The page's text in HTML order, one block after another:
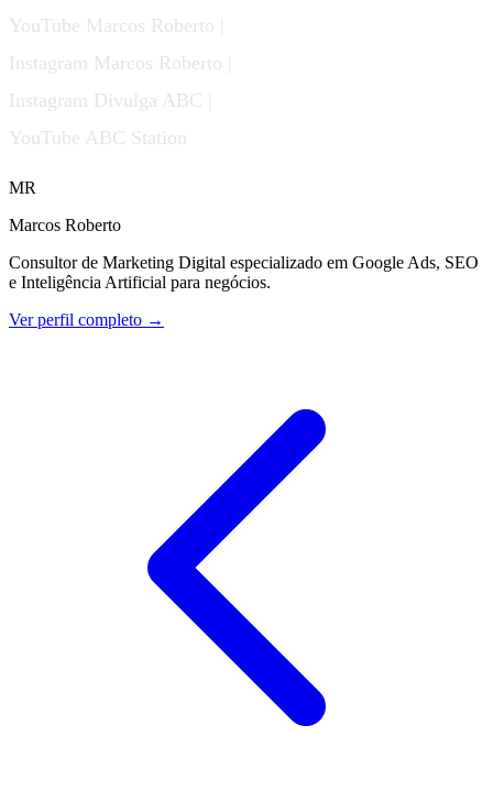
YouTube Marcos Roberto |
Instagram Marcos Roberto |
Instagram Divulga ABC |
YouTube ABC Station
MR
Marcos Roberto
Consultor de Marketing Digital especializado em Google Ads, SEO
e Inteligência Artificial para negócios.
Ver perfil completo →